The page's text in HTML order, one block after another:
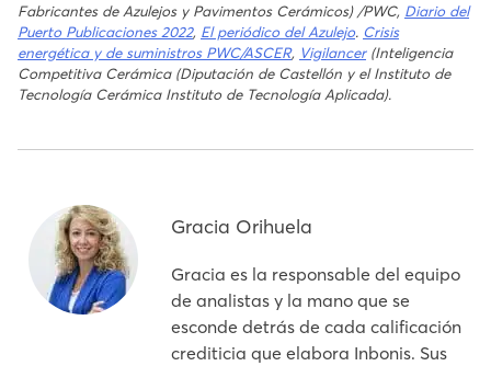
Fabricantes de Azulejos y Pavimentos Cerámicos) /PWC, Diario del
Puerto Publicaciones 2022, El periódico del Azulejo. Crisis
energética y de suministros PWC/ASCER, Vigilancer(Inteligencia
Competitiva Cerámica (Diputación de Castellón y el Instituto de
Tecnología Cerámica Instituto de Tecnología Aplicada).
Gracia Orihuela
Gracia es la responsable del equipo
de analistas y la mano que se
esconde detrás de cada calificación
crediticia que elabora Inbonis. Sus